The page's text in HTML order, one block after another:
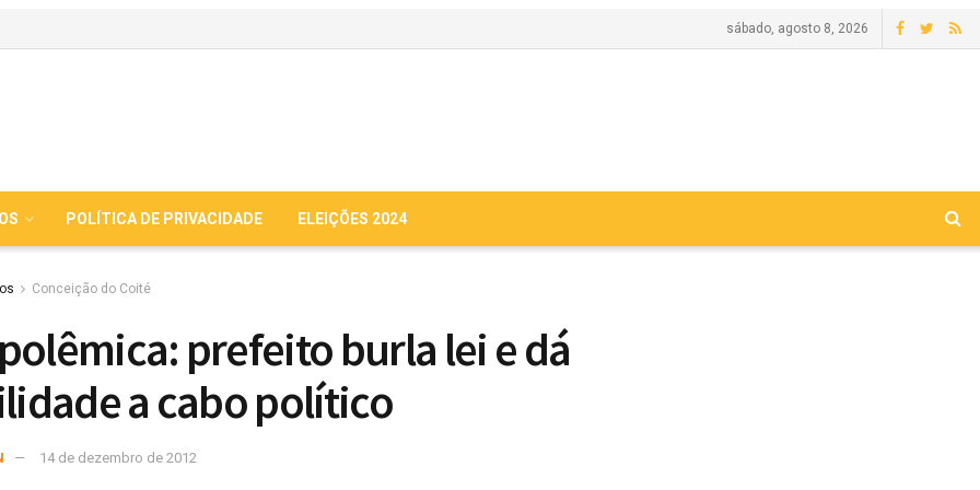
sábado, agosto 8, 2026
POLÍTICA DE PRIVACIDADE ELEIÇÕES 2024
Conceição do Coité
prefeito burla lei e dá
a cabo político
14 de dezembro de 2012